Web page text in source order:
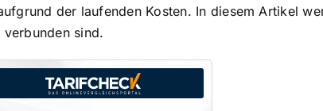
der laufenden Kosten. In diesem Artikel
sind.